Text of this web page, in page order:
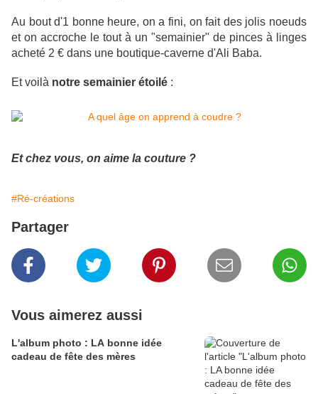
Au bout d'1 bonne heure, on a fini, on fait des jolis noeuds
et on accroche le tout à un "semainier" de pinces à linges
acheté 2 € dans une boutique-caverne d'Ali Baba.
Et voilà notre semainier étoilé :
Et chez vous, on aime la couture ?
#Ré-créations
Partager
Vous aimerez aussi
L'album photo : LA bonne idée
cadeau de fête des mères